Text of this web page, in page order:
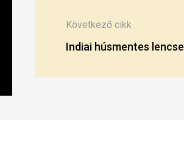
Következő cikk
Indiai húsmentes lencse